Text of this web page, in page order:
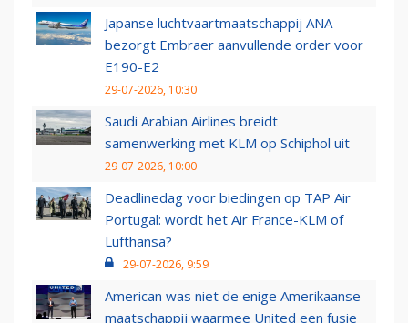
Japanse luchtvaartmaatschappij ANA
bezorgt Embraer aanvullende order voor
E190-E2
29-07-2026, 10:30
Saudi Arabian Airlines breidt
samenwerking met KLM op Schiphol uit
29-07-2026, 10:00
Deadlinedag voor biedingen op TAP Air
Portugal: wordt het Air France-KLM of
Lufthansa?
29-07-2026, 9:59
American was niet de enige Amerikaanse
maatschappij waarmee United een fusie